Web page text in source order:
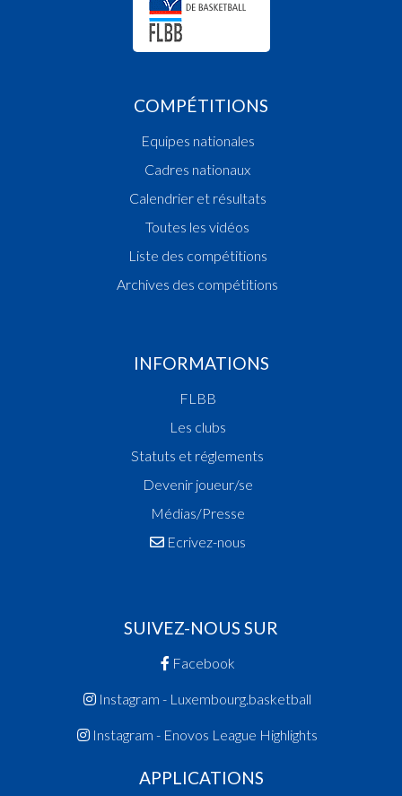
COMPÉTITIONS
Equipes nationales
Cadres nationaux
Calendrier et résultats
Toutes les vidéos
Liste des compétitions
Archives des compétitions
INFORMATIONS
FLBB
Les clubs
Statuts et réglements
Devenir joueur/se
Médias/Presse
Ecrivez-nous
SUIVEZ-NOUS SUR
Facebook
Instagram - Luxembourg.basketball
Instagram - Enovos League Highlights
APPLICATIONS